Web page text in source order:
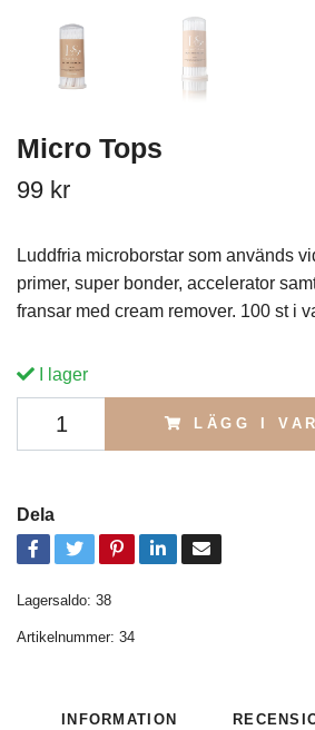
Micro Tops
99 kr
Luddfria microborstar som används
primer, super bonder, accelerator
fransar med cream remover. 100 st i
I lager
LÄGG I
Dela
Lagersaldo: 38
Artikelnummer: 34
INFORMATION